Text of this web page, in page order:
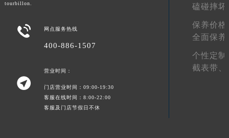
甘肃省平凉市崆峒区西大街宝玑售后服务中心（需提前预约）
甘肃省庆阳市西峰区南大街宝玑售后服务中心（需提前预约）
甘肃省天水市秦州区民主路宝玑售后服务中心（需提前预约）
甘肃省武威市凉州区迎宾路宝玑售后服务中心（需提前预约）
甘肃省张掖市甘州区民乐北路宝玑售后服务中心（需提前预约）
tourbillon.
 网点服务热线
400-886-1507

营业时间：
门店营业时间：09:00-19:30
客服在线时间：8:00-22:00
客服及门店节假日不休
磕碰摔坏
保养价格
全面保养
个性定制
截表带、